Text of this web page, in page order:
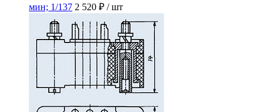
мин; 1/137 2 520 ₽ / шт